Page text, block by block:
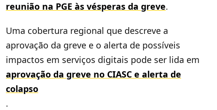
reunião na PGE às vésperas da greve.
Uma cobertura regional que descreve a
aprovação da greve e o alerta de possíveis
impactos em serviços digitais pode ser lida em
aprovação da greve no CIASC e alerta de
colapso
.